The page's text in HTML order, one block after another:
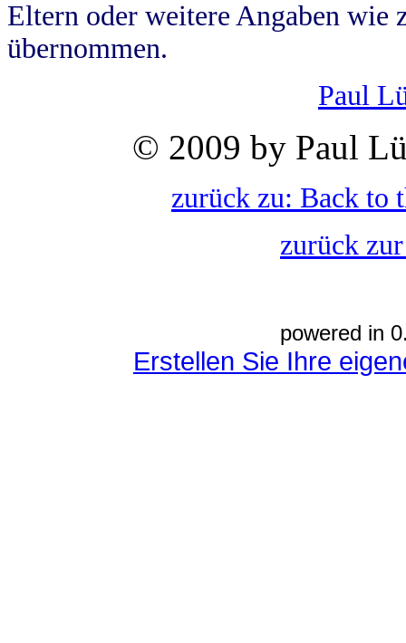
Eltern oder weitere Angaben wie
übernommen.
Paul
© 2009 by Paul
zurück zu: Back to
zurück
powered in
Erstellen Sie Ihre